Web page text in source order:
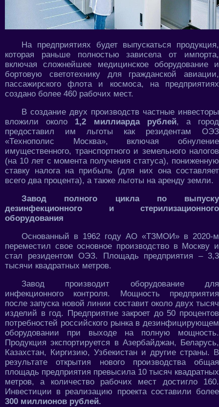
На предприятиях будет выпускаться продукция,
которая раньше полностью зависела от импорта,
включая сложнейшее медицинское оборудование и
бортовую светотехнику для гражданской авиации,
пассажирского флота и космоса, на предприятиях
создано более 460 рабочих мест.
В создание двух производств частные инвесторы
вложили около 1,2 миллиарда рублей, а город
предоставил им льготы как резидентам ОЭЗ
«Технополис Москва», включая обнуление
имущественного, транспортного и земельного налогов
(на 10 лет с момента получения статуса), пониженную
ставку налога на прибыль (для них она составляет
всего два процента), а также льготы на аренду земли.
Завод полного цикла по выпуску
дезинфекционного и стерилизационного
оборудования
Основанный в 1962 году АО «ТЗМОИ» в 2020-м
переместил свое основное производство в Москву и
стал резидентом ОЭЗ. Площадь предприятия – 3,3
тысячи квадратных метров.
Завод производит оборудование для
инфекционного контроля. Мощность предприятия
после запуска новой линии составит около двух тысяч
изделий в год. Предприятие закроет до 50 процентов
потребностей российского рынка в дезинфицирующем
оборудовании при выходе на полную мощность.
Продукция экспортируется в Азербайджан, Беларусь,
Казахстан, Киргизию, Узбекистан и другие страны. В
результате открытия нового производства общая
площадь предприятия превысила 10 тысяч квадратных
метров, а количество рабочих мест достигло 160.
Инвестиции в реализацию проекта составили более
300 миллионов рублей.